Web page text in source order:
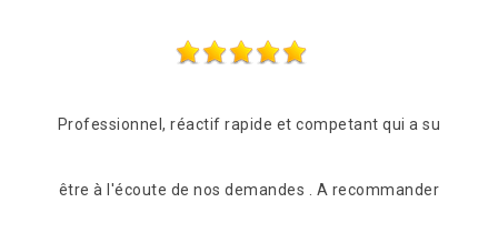
Entreprise très sérieuse Très rapide et à l’écoute Très
compétente Je recommande fortement